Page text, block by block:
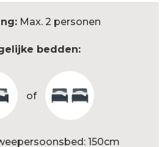
Max. 2 personen
bedden:
of
150cm